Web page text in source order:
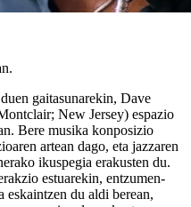
gaitasunarekin, Dave
New Jersey) espazio
Bere musika konposizio
artean dago, eta jazzaren
ikuspegia erakusten du.
estuarekin, entzumen-
eskaintzen du aldi berean,